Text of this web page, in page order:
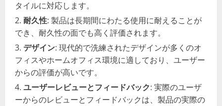
タイルに対応します。
耐久性: 製品は長期間にわたる使用に耐えることが
でき、耐久性の面でも高く評価されます。
デザイン: 現代的で洗練されたデザインが多くのオ
フィスやホームオフィス環境に適しており、ユーザー
からの評価が高いです。
ユーザーレビューとフィードバック: 実際のユーザ
ーからのレビューとフィードバックは、製品の実際の